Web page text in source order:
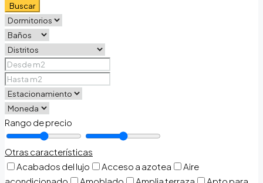
Buscar
Rango de precio
Otras características
Acabados del lujo
Acceso a azotea
Aire